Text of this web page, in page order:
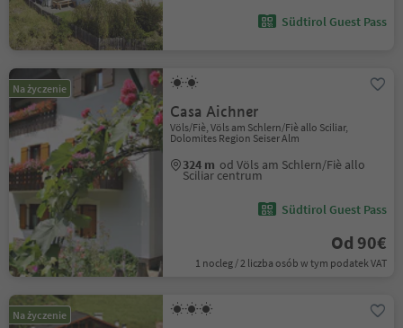
Südtirol Guest Pass
Na życzenie
Casa Aichner
Völs/Fiè, Völs am Schlern/Fiè allo Sciliar,
Dolomites Region Seiser Alm
324 m od Völs am Schlern/Fiè allo
Sciliar centrum
Südtirol Guest Pass
Od 90€
1 nocleg / 2 liczba osób w tym podatek VAT
Na życzenie